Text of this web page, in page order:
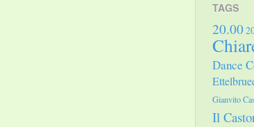
TAGS
20.00
Dance
Gianvito
Il